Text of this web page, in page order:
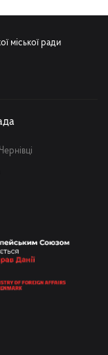
міської ради